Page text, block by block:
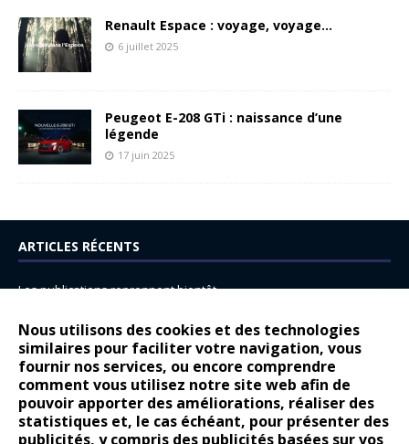
Nous utilisons des cookies et des technologies
similaires pour faciliter votre navigation, vous
fournir nos services, ou encore comprendre
comment vous utilisez notre site web afin de
pouvoir apporter des améliorations, réaliser des
statistiques et, le cas échéant, pour présenter des
publicités, y compris des publicités basées sur vos
Renault Espace : voyage, voyage…
6 juillet 2025
Peugeot E-208 GTi : naissance d’une
légende
17 juin 2025
ARTICLES RÉCENTS
Les publications reprennent bientôt…
14 juillet : nouveau film de marque pour Citroën
Renault Espace : voyage, voyage…
Peugeot E-208 GTi : naissance d’une légende